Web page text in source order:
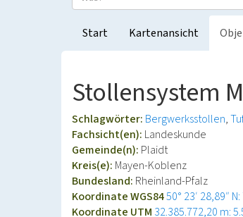
Start Kartenansicht
Stollensystem
Schlagwörter: Bergwerksstollen
Fachsicht(en): Landeskunde
Gemeinde(n): Plaidt
Kreis(e): Mayen-Koblenz
Bundesland: Rheinland-Pfalz
Koordinate WGS8450° 23′ 28,89″
Koordinate UTM 32.385.772,20 m: